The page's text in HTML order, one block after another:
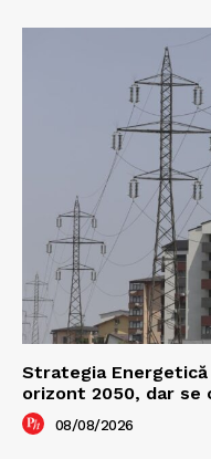
Strategia
orizont 2050, dar se
08/08/2026